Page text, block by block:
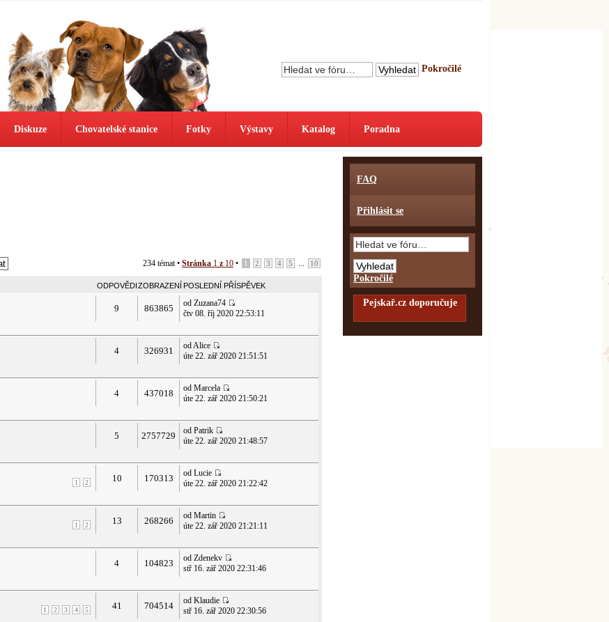
Pokročilé
Diskuze Chovatelské stanice Fotky Výstavy Katalog Poradna
234 témat • Stránka 1 z 10 • 1 2 3 4 5 ... 10
ODPOVĚDIZOBRAZENÍ POSLEDNÍ PŘÍSPĚVEK
9 863865
od Zuzana74
čtv 08. říj 2020 22:53:11
4 326931
od Alice
úte 22. zář 2020 21:51:51
4 437018
od Marcela
úte 22. zář 2020 21:50:21
5 2757729
od Patrik
úte 22. zář 2020 21:48:57
1 2 10 170313
od Lucie
úte 22. zář 2020 21:22:42
1 2 13 268266
od Martin
úte 22. zář 2020 21:21:11
4 104823
od Zdenekv
stř 16. zář 2020 22:31:46
1 2 3 4 5 41 704514
od Klaudie
stř 16. zář 2020 22:30:56
FAQ
Přihlásit se
Pokročilé
Pejskař.cz doporučuje